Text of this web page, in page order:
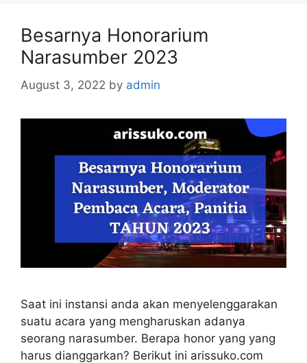
Besarnya Honorarium
Narasumber 2023
August 3, 2022 by admin
Saat ini instansi anda akan menyelenggarakan
suatu acara yang mengharuskan adanya
seorang narasumber. Berapa honor yang yang
harus dianggarkan? Berikut ini arissuko.com